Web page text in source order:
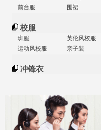
前台服
围裙
校服
班服
英伦风校服
运动风校服
亲子装
冲锋衣